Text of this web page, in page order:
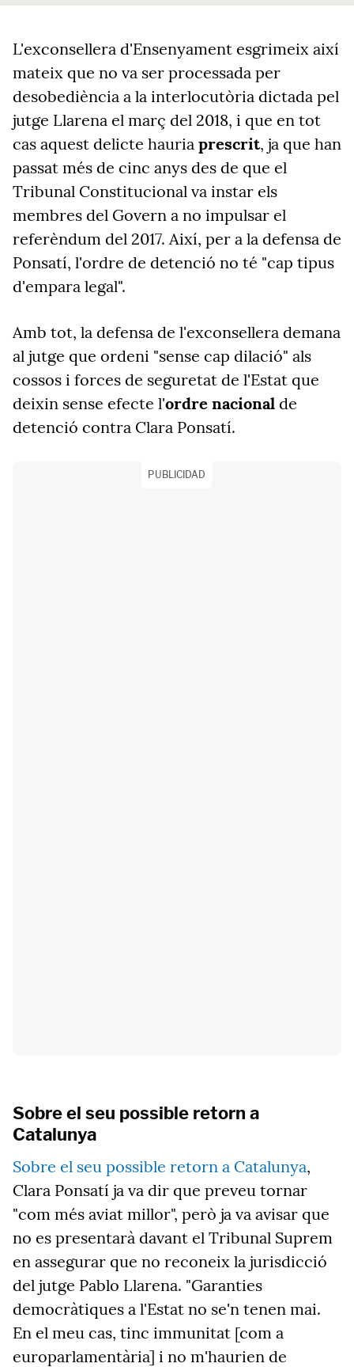
L'exconsellera d'Ensenyament esgrimeix així
mateix que no va ser processada per
desobediència a la interlocutòria dictada pel
jutge Llarena el març del 2018, i que en tot
cas aquest delicte hauria prescrit, ja que han
passat més de cinc anys des de que el
Tribunal Constitucional va instar els
membres del Govern a no impulsar el
referèndum del 2017. Així, per a la defensa de
Ponsatí, l'ordre de detenció no té "cap tipus
d'empara legal".
Amb tot, la defensa de l'exconsellera demana
al jutge que ordeni "sense cap dilació" als
cossos i forces de seguretat de l'Estat que
deixin sense efecte l'ordre nacional de
detenció contra Clara Ponsatí.
PUBLICIDAD
Sobre el seu possible retorn a
Catalunya
Sobre el seu possible retorn a Catalunya,
Clara Ponsatí ja va dir que preveu tornar
"com més aviat millor", però ja va avisar que
no es presentarà davant el Tribunal Suprem
en assegurar que no reconeix la jurisdicció
del jutge Pablo Llarena. "Garanties
democràtiques a l'Estat no se'n tenen mai.
En el meu cas, tinc immunitat [com a
europarlamentària] i no m'haurien de